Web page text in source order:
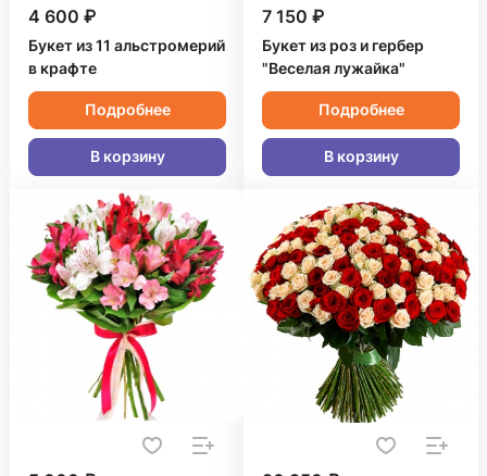
4 600 ₽
Букет из 11 альстромерий
в крафте
Подробнее
В корзину
7 150 ₽
Букет из роз и гербер
"Веселая лужайка"
Подробнее
В корзину